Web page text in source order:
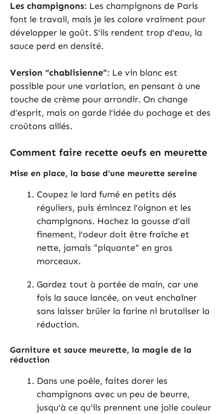
Les champignons: Les champignons de Paris
font le travail, mais je les colore vraiment pour
développer le goût. S’ils rendent trop d’eau, la
sauce perd en densité.
Version “chablisienne”: Le vin blanc est
possible pour une variation, en pensant à une
touche de crème pour arrondir. On change
d’esprit, mais on garde l’idée du pochage et des
croûtons aillés.
Comment faire recette oeufs en meurette
Mise en place, la base d’une meurette sereine
Coupez le lard fumé en petits dés
réguliers, puis émincez l’oignon et les
champignons. Hachez la gousse d’ail
finement, l’odeur doit être fraîche et
nette, jamais “piquante” en gros
morceaux.
Gardez tout à portée de main, car une
fois la sauce lancée, on veut enchaîner
sans laisser brûler la farine ni brutaliser la
réduction.
Garniture et sauce meurette, la magie de la
réduction
Dans une poêle, faites dorer les
champignons avec un peu de beurre,
jusqu’à ce qu’ils prennent une jolie couleur